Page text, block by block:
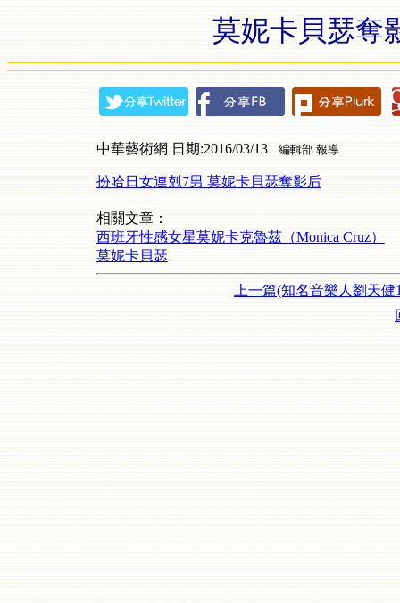
莫妮卡貝瑟奪
中華藝術網 日期:2016/03/13 編輯部 報導
扮哈日女連剋7男 莫妮卡貝瑟奪影后
相關文章：
西班牙性感女星莫妮卡克魯茲（Monica Cruz）
莫妮卡貝瑟
上一篇(知名音樂人劉天健